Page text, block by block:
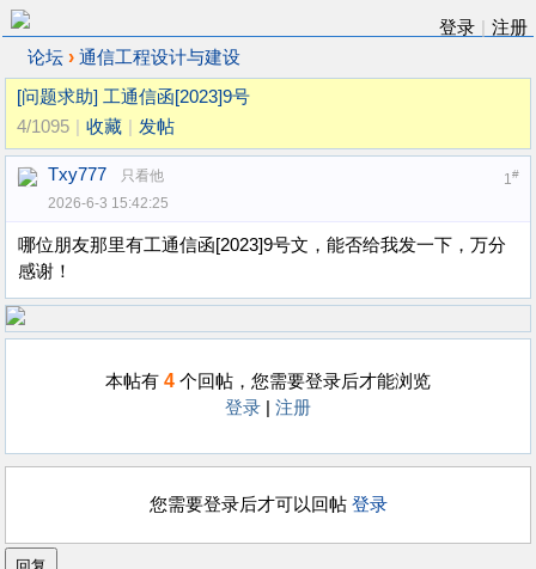
登录
注册
论坛 › 通信工程设计与建设
[问题求助] 工通信函[2023]9号
4/1095
收藏 发帖
1#
Txy777
只看他
2026-6-3 15:42:25
哪位朋友那里有工通信函[2023]9号文，能否给我发一下，万分
感谢！
本帖有 4 个回帖，您需要登录后才能浏览
登录
注册
您需要登录后才可以回帖 登录